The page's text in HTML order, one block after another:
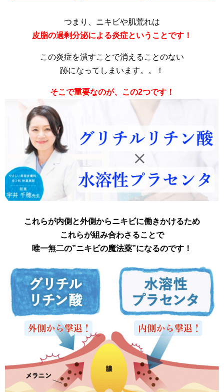
つまり、ニキビや肌荒れは
皮脂の過剰分泌による炎症ということです！
この炎症を潰すことで消えることのない
跡になってしまいます。。！
そこで重要なのが、この2つです！
これらが内側と外側からニキビに働きかけるため
これらが組み合わさることで
唯一無二の”ニキビの魔法薬”になるのです！